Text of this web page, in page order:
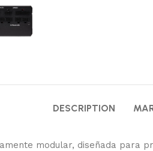
DESCRIPTION
modular, diseñada para